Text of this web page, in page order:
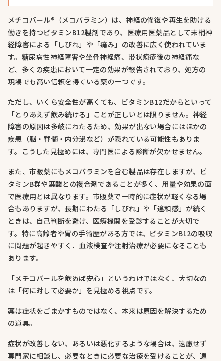
メチコバール®（メコバラミン）は、神経の修復や再生を助ける
働きを持つビタミンB12製剤であり、医療用医薬品として末梢神
経障害による「しびれ」や「痛み」の改善に広く使われていま
す。糖尿病性神経障害や坐骨神経痛、帯状疱疹後の神経痛な
ど、多くの疾患において一定の効果が報告されており、処方の
現場でも高い信頼を得ている薬の一つです。
ただし、いくら安全性が高くても、ビタミンB12だからといって
「とりあえず飲み続ける」ことが正しいとは限りません。神経
障害の原因は多岐にわたるため、効果が出ない場合にはほかの
疾患（脳・脊髄・内分泌など）が隠れている可能性もありま
す。こうした見極めには、専門医による診断が欠かせません。
また、市販薬にもメコバラミンを含む製品は存在しますが、ビ
タミンB群や葉酸との複合剤であることが多く、用量や効果の面
で医療用とは異なります。市販薬で一時的に症状が軽くなる場
合もありますが、長期にわたる「しびれ」や「違和感」が続く
ときは、自己判断を避け、医療機関を受診することが大切で
す。特に高齢者や胃の手術歴がある方では、ビタミンB12の吸収
に問題が起きやすく、血液検査や注射治療が必要になることも
あります。
「メチコバールを飲めば安心」というわけではなく、大切なの
は「何に対して必要か」を見極める視点です。
薬は症状をごまかすものではなく、本来は原因を解決するため
の道具。
症状が改善しない、あるいは悪化するような場合は、遠慮せず
専門家に相談し、必要なときに必要な治療を受けることが、遠